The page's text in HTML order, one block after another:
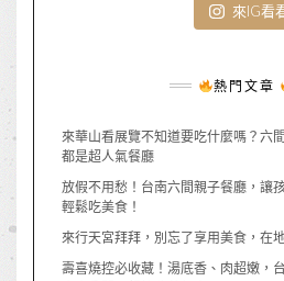
來IG看
熱門文章
來華山看展覽不知道要吃什麼嗎？六
都是超人氣餐廳
放假不用愁！台南六間親子餐廳，讓
輕鬆吃美食！
來行天宮拜拜，別忘了享用美食，在
壽喜燒控必收藏！湯底香、肉超嫩，